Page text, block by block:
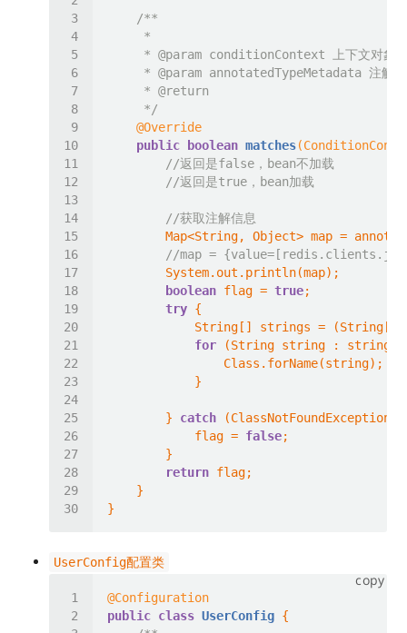
     *
@param
     *
@param
     *
@return
     */
@Override
public
boolean matches
//返回是false，bean不加载
//返回是true，bean加载
//获取注解信息
//map =
boolean flag = true
try
String[] strings =
for
        }
catch
            flag =
false
return
UserConfig配置类
copy
@Configuration
public class UserConfig